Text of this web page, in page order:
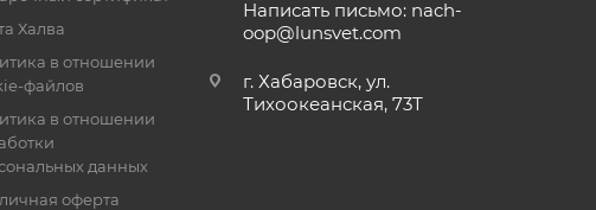
Халва
в отношении
файлов
в отношении
данных
оферта
Написать письмо: nach-
oop@lunsvet.com
г. Хабаровск, ул.
Тихоокеанская, 73Т